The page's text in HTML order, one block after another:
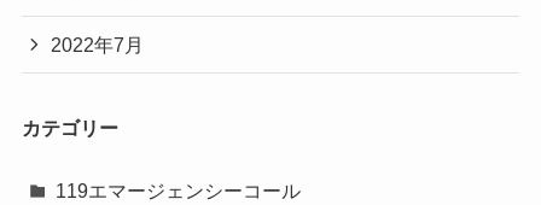
2022年7月
カテゴリー
119エマージェンシーコール